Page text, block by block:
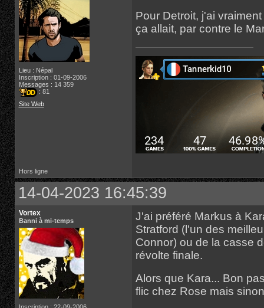
Lieu : Népal
Inscription : 01-09-2006
Messages : 14 359
: 81
Site Web
Pour Detroit, j'ai
ça allait, par contre le
Hors ligne
14-04-2023 16:45:39
Vortex
Banni à mi-temps
J'ai préféré Markus à
Stratford (l'un des
Connor) ou de la casse
révolte finale.
Alors que Kara... Bon
flic chez Rose mais